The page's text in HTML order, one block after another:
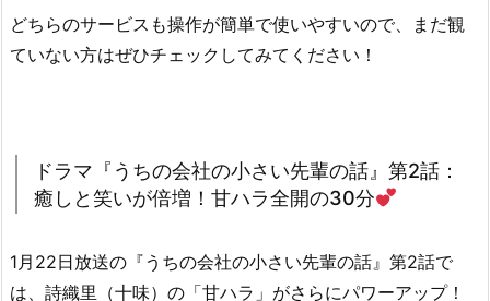
どちらのサービスも操作が簡単で使いやすいので、まだ観
ていない方はぜひチェックしてみてください！
ドラマ『うちの会社の小さい先輩の話』第2話：
癒しと笑いが倍増！甘ハラ全開の30分
1月22日放送の『うちの会社の小さい先輩の話』第2話で
は、詩織里（十味）の「甘ハラ」がさらにパワーアップ！